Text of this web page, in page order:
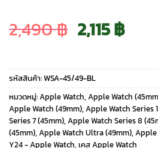
2,490฿ Original
price
was:
2,490 ฿.
2,115฿
is:
รหัสสินค้า:WSA-45/49-BL
หมวดหมู่:Apple Watch, Apple Watch
Apple Watch (49mm), Apple Watch Series
Series 7 (45mm), Apple Watch Series 8
(45mm), Apple Watch Ultra (49mm), Apple
Y24 - Apple Watch, เคส Apple Watch